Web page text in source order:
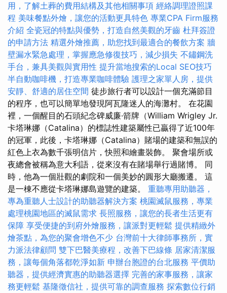
用，了解土葬的費用結構及其他相關事項 經絡調理證照課
程 美味餐點外燴，讓您的活動更具特色 專業CPA Firm服務
介紹 全瓷冠的特點與優勢，打造自然美觀的牙齒 杜拜簽證
的申請方法 精選外燴推薦，助您找到最適合的餐飲方案 牆
壁漏水緊急處理，掌握應急修復技巧，減少損失 不鏽鋼洗
手台，兼具美觀與實用性 提升當地搜索的Local SEO技巧
半自動咖啡機，打造專業咖啡體驗 護理之家單人房，提供
安靜、舒適的居住空間 徒步旅行者可以設計一個充滿節目
的程序，也可以簡單地發現阿瓦隆迷人的海灘村。 在花園
裡，一個醒目的石頭紀念碑威廉·箭牌（William Wrigley Jr.
卡塔琳娜（Catalina）的標誌性建築屬性已贏得了近100年
的冠軍，此後，卡塔琳娜（Catalina）賭場的建築和無誤的
紅色上衣為數千張明信片，快照和繪畫裝飾。 聚會場所或
夜總會被稱為意大利語，從來沒有在賭場舉行過賭博。 同
時，他為一個壯觀的劇院和一個美妙的圓形大廳搬遷。 這
是一棟不應從卡塔琳娜島遊覽的建築。 重聽專用助聽器，
專為重聽人士設計的助聽器解決方案 桃園滅鼠服務，專業
處理桃園地區的滅鼠需求 長照服務，讓您的長者生活更有
保障 享受便捷的到府外燴服務，讓派對更輕鬆 提供精緻外
燴茶點，為您的聚會增色不少 台灣前十大律師事務所，實
力派法律顧問 雙下巴醫美療程，改善下巴線條 居家清潔服
務，讓每個角落都乾淨如新 申辦台胞證的台北服務 平價助
聽器，提供經濟實惠的助聽器選擇 完善的家事服務，讓家
務更輕鬆 基隆徵信社，提供可靠的調查服務 探索數位行銷